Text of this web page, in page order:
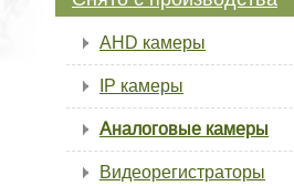
AHD камеры
IP камеры
Аналоговые камеры
Видеорегистраторы